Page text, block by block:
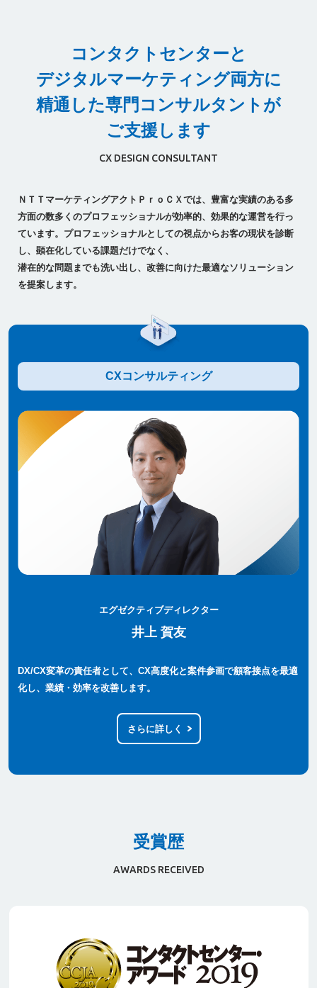
コンタクトセンターと
デジタルマーケティング両方に
精通した専門コンサルタントが
ご支援します
CX DESIGN CONSULTANT
ＮＴＴマーケティングアクトＰｒｏＣＸでは、豊富な実績のある多
方面の数多くのプロフェッショナルが効率的、効果的な運営を行っ
ています。 プロフェッショナルとしての視点からお客の現状を診断
し、顕在化している課題だけでなく、
潜在的な問題までも洗い出し、改善に向けた最適なソリューション
を提案します。
CXコンサルティング
エグゼクティブディレクター
井上 賀友
DX/CX変革の責任者として、CX高度化と案件参画で顧客接点を最適
化し、業績・効率を改善します。
さらに詳しく
受賞歴
AWARDS RECEIVED